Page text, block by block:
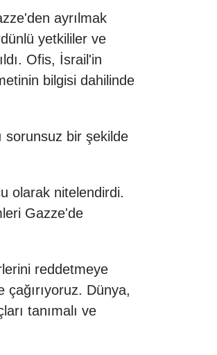
ayrılmak
yetkililer ve
Ofis, İsrail'in
bilgisi dahilinde
sorunsuz bir şekilde
olarak nitelendirdi.
Gazze'de
reddetmeye
çağırıyoruz. Dünya,
tanımalı ve